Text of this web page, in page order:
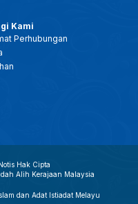
Kami
Perhubungan
Hak Cipta
Alih Kerajaan Malaysia
dan Adat Istiadat Melayu